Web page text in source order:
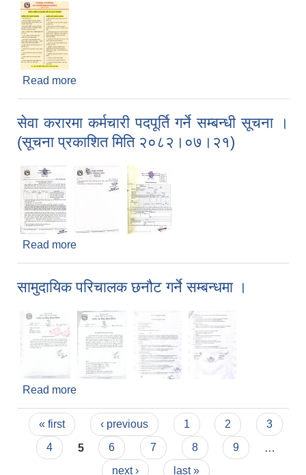
Read more
सेवा करारमा कर्मचारी पदपूर्ति गर्ने सम्बन्धी सूचना ।
(सूचना प्रकाशित मिति २०८२।०७।२१)
Read more
सामुदायिक परिचालक छनौट गर्ने सम्बन्धमा ।
Read more
Pages
« first ‹ previous 1 2
3
4
5 6 7 8 9
next ›
last »